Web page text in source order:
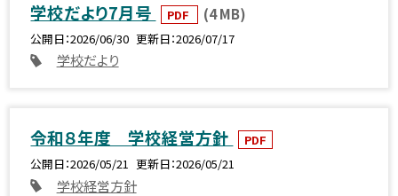
学校だより7月号 PDF (4 MB)
公開日 2026/06/30 更新日 2026/07/17
学校だより
令和８年度 学校経営方針
PDF
公開日 2026/05/21 更新日 2026/05/21
学校経営方針